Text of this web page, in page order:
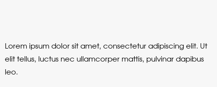
Lorem ipsum dolor sit amet, consectetur adipiscing elit. Ut
elit tellus, luctus nec ullamcorper mattis, pulvinar dapibus
leo.